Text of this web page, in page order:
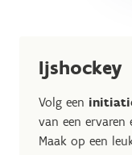
Ijshockey
Volg een
van een ervaren
Maak op een